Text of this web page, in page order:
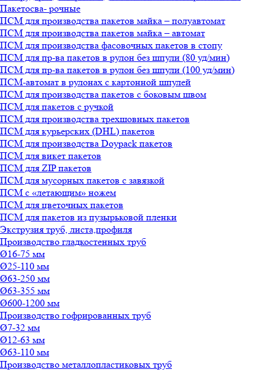
Пакетосва- рочные
ПСМ для производства пакетов майка – полуавтомат
ПСМ для производства пакетов майка – автомат
ПСМ для производства фасовочных пакетов в стопу
ПСМ для пр-ва пакетов в рулон без шпули (80 уд/мин)
ПСМ для пр-ва пакетов в рулон без шпули (100 уд/мин)
ПСМ-автомат в рулонах с картонной шпулей
ПСМ для производства пакетов с боковым швом
ПСМ для пакетов с ручкой
ПСМ для производства трехшовных пакетов
ПСМ для курьерских (DHL) пакетов
ПСМ для производства Doypack пакетов
ПСМ для викет пакетов
ПСМ для ZIP пакетов
ПСМ для мусорных пакетов с завязкой
ПСМ с «летающим» ножем
ПСМ для цветочных пакетов
ПСМ для пакетов из пузырьковой пленки
Экструзия труб, листа,профиля
Производство гладкостенных труб
Ø16-75 мм
Ø25-110 мм
Ø63-250 мм
Ø63-355 мм
Ø600-1200 мм
Производство гофрированных труб
Ø7-32 мм
Ø12-63 мм
Ø63-110 мм
Производство металлопластиковых труб